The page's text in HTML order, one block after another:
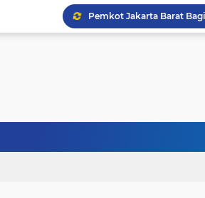
Abdul Harris Bobihoe